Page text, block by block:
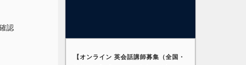
認
【オンライン 英会話講師募集（全国・